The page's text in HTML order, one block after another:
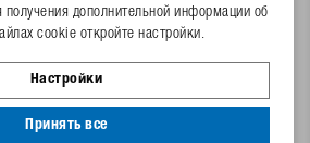
получения дополнительной информации об
cookie откройте настройки.
Настройки
Принять все